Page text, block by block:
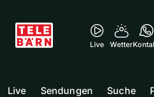
Live Wetter
Live Sendungen Suche